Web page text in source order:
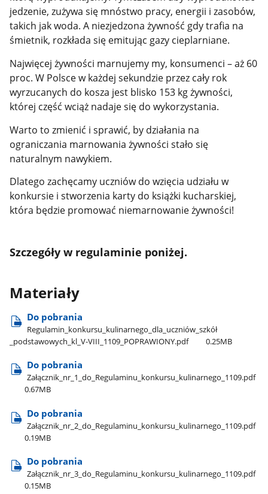
jedzenie, zużywa się mnóstwo pracy, energii i zasobów,
takich jak woda. A niezjedzona żywność gdy trafia na
śmietnik, rozkłada się emitując gazy cieplarniane.
Najwięcej żywności marnujemy my, konsumenci – aż 60
proc. W Polsce w każdej sekundzie przez cały rok
wyrzucanych do kosza jest blisko 153 kg żywności,
której część wciąż nadaje się do wykorzystania.
Warto to zmienić i sprawić, by działania na
ograniczania marnowania żywności stało się
naturalnym nawykiem.
Dlatego zachęcamy uczniów do wzięcia udziału w
konkursie i stworzenia karty do książki kucharskiej,
która będzie promować niemarnowanie żywności!
Szczegóły w regulaminie poniżej.
Materiały
Do pobrania
Regulamin​_konkursu​_kulinarnego​_dla​_uczniów​_szkół​
_podstawowych​_kl​_V-VIII​_1109​_POPRAWIONY.pdf
0.25MB
Do pobrania
Załącznik​_nr​_1​_do​_Regulaminu​_konkursu​_kulinarnego​_1109.pdf
0.67MB
Do pobrania
Załącznik​_nr​_2​_do​_Regulaminu​_konkursu​_kulinarnego​_1109.pdf
0.19MB
Do pobrania
Załącznik​_nr​_3​_do​_Regulaminu​_konkursu​_kulinarnego​_1109.pdf
0.15MB